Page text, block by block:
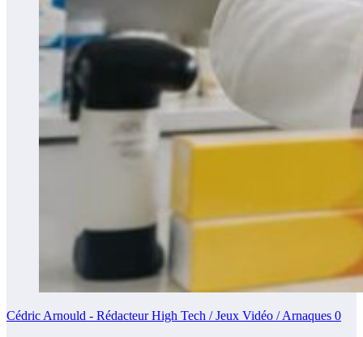
Cédric Arnould - Rédacteur High Tech / Jeux Vidéo / Arnaques 0